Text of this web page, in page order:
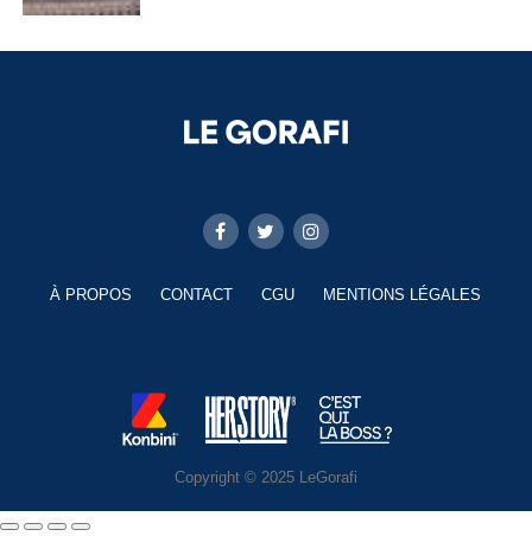
À PROPOS CONTACT CGU MENTIONS LÉGALES
Copyright © 2025 LeGorafi